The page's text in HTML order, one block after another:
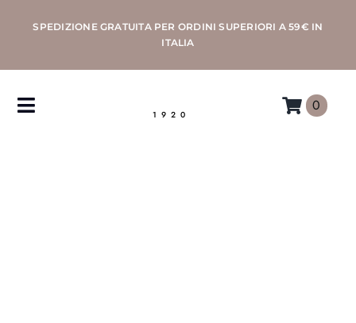
SPEDIZIONE GRATUITA PER ORDINI SUPERIORI A 59€ IN
ITALIA
1920
Toggle
0